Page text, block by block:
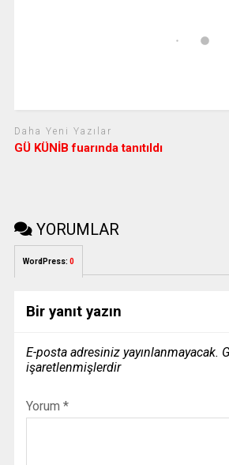
Daha Yeni Yazılar
GÜ KÜNİB fuarında tanıtıldı
YORUMLAR
WordPress: 0
Bir yanıt yazın
E-posta adresiniz yayınlanmayacak.
işaretlenmişlerdir
Yorum *